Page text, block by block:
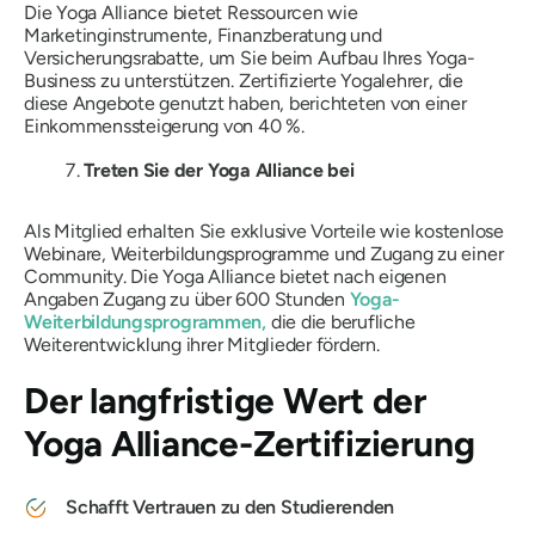
Die Yoga Alliance bietet Ressourcen wie
Marketinginstrumente, Finanzberatung und
Versicherungsrabatte, um Sie beim Aufbau Ihres Yoga-
Business zu unterstützen. Zertifizierte Yogalehrer, die
diese Angebote genutzt haben, berichteten von einer
Einkommenssteigerung von 40 %.
Treten Sie der Yoga Alliance bei
Als Mitglied erhalten Sie exklusive Vorteile wie kostenlose
Webinare, Weiterbildungsprogramme und Zugang zu einer
Community. Die Yoga Alliance bietet nach eigenen
Angaben Zugang zu über 600 Stunden Yoga-
Weiterbildungsprogrammen, die die berufliche
Weiterentwicklung ihrer Mitglieder fördern.
Der langfristige Wert der
Yoga Alliance-Zertifizierung
Schafft Vertrauen zu den Studierenden